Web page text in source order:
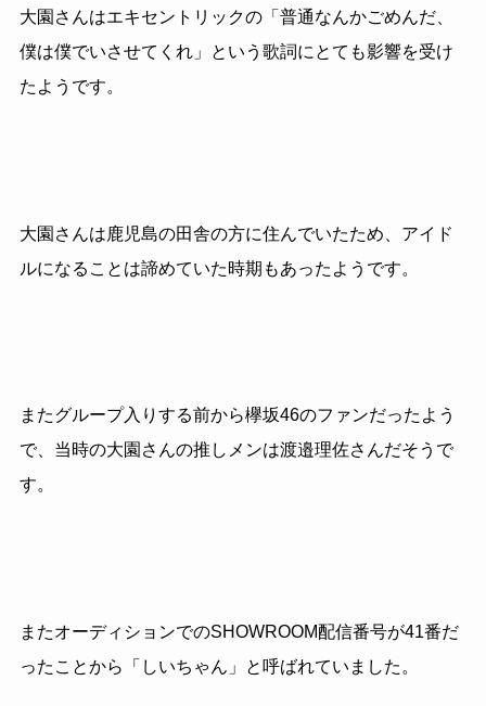
大園さんはエキセントリックの「普通なんかごめんだ、
僕は僕でいさせてくれ」という歌詞にとても影響を受け
たようです。
大園さんは鹿児島の田舎の方に住んでいたため、アイド
ルになることは諦めていた時期もあったようです。
またグループ入りする前から欅坂46のファンだったよう
で、当時の大園さんの推しメンは渡邉理佐さんだそうで
す。
またオーディションでのSHOWROOM配信番号が41番だ
ったことから「しいちゃん」と呼ばれていました。